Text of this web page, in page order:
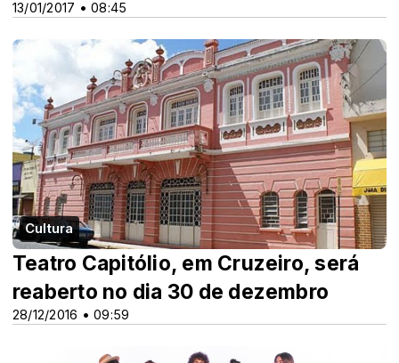
13/01/2017 • 08:45
Cultura
28/12/2016 • 09:59
Teatro Capitólio, em Cruzeiro, será
reaberto no dia 30 de dezembro